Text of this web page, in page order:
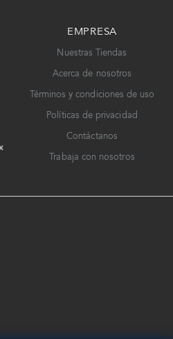
EMPRESA
Nuestras Tiendas
Acerca de nosotros
Términos y condiciones de uso
Políticas de privacidad
Contáctanos
Trabaja con nosotros